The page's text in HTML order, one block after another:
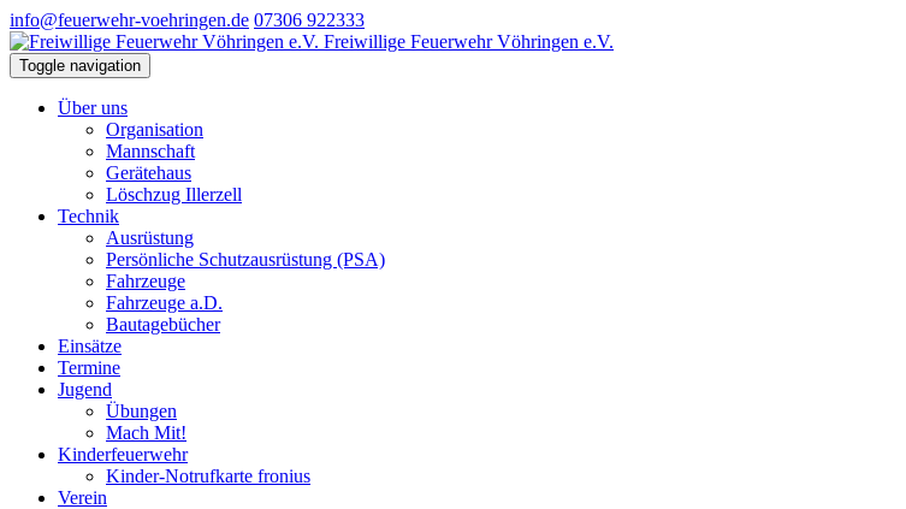
info@feuerwehr-voehringen.de 07306 922333
Freiwillige Feuerwehr Vöhringen e.V.
Toggle navigation
Über uns
Organisation
Mannschaft
Gerätehaus
Löschzug Illerzell
Technik
Ausrüstung
Persönliche Schutzausrüstung (PSA)
Fahrzeuge
Fahrzeuge a.D.
Bautagebücher
Einsätze
Termine
Jugend
Übungen
Mach Mit!
Kinderfeuerwehr
Kinder-Notrufkarte fronius
Verein